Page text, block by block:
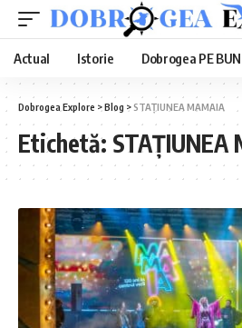
Actual Istorie Dobrogea PE
Dobrogea Explore >Blog >STAȚIUNEA MAMAIA
Etichetă: STAȚIUNEA